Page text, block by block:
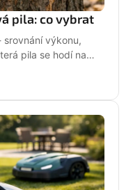
pila: co vybrat
srovnání výkonu,
pila se hodí na